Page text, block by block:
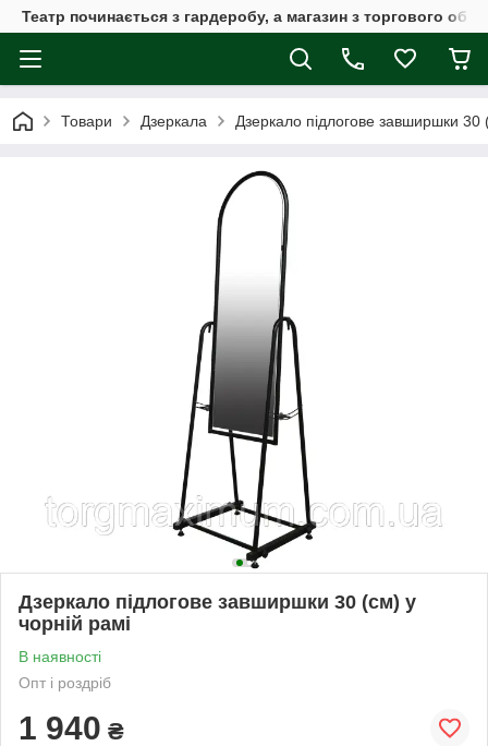
Театр починається з гардеробу, а магазин з торгового
Товари Дзеркала Дзеркало підлогове завширшки 30
Дзеркало підлогове завширшки 30 (см) у
чорній рамі
В наявності
Опт і роздріб
1 940 ₴